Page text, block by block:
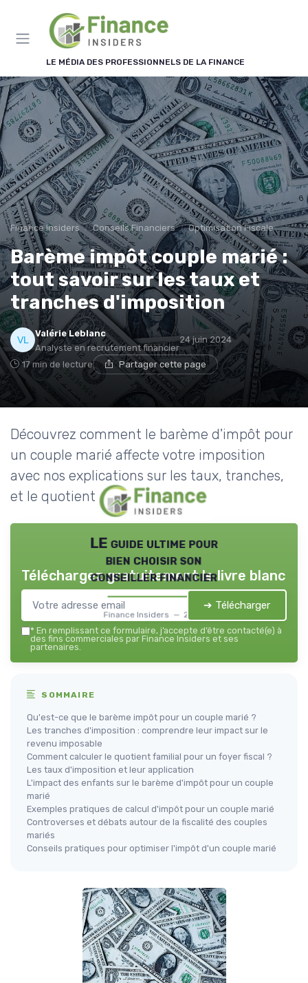
LE MÉDIA DES PROFESSIONNELS DE LA FINANCE
Finance Insiders Conseils Financiers Optimisation Fiscale
Barème impôt couple marié :
tout savoir sur les taux et
tranches d'imposition
Valérie Leblanc
Analyste en recrutement financier
24 juin 2024
17 min de lecture Partager cette page
Découvrez comment le barème d'impôt pour
un couple marié affecte votre imposition
avec nos explications sur les taux, tranches,
et le quotient familial.
LE guide ultime pour
bien choisir son
conseiller financier
Finance Insiders — 2026
Téléchargez gratuitement le livre blanc
➔ Télécharger
* En remplissant ce formulaire, j’accepte d’être contacté(e) à
des fins commerciales par Finance Insiders et ses
partenaires.
SOMMAIRE
Qu'est-ce que le barème impôt pour un couple marié ?
Les tranches d'imposition : comprendre leur impact sur le
revenu imposable
Comment calculer le quotient familial pour un foyer fiscal ?
Les taux d'imposition et leur application
L'impact des enfants sur le barème d'impôt pour un couple
marié
Exemples pratiques de calcul d'impôt pour un couple marié
Controverses et débats autour de la fiscalité des couples
mariés
Conseils pratiques pour optimiser l'impôt d'un couple marié